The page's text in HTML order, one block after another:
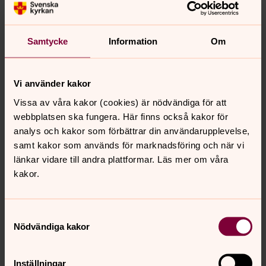
Samtycke Information Om
Vi använder kakor
Vissa av våra kakor (cookies) är nödvändiga för att
webbplatsen ska fungera. Här finns också kakor för
analys och kakor som förbättrar din användarupplevelse,
samt kakor som används för marknadsföring och när vi
länkar vidare till andra plattformar. Läs mer om våra
kakor.
Nödvändiga kakor
Inställningar
Lågå ienebuv gåk hávddádus doajmmá dánna.
Gåvvå: Aleksander Lejon/IKON
Gájkka gullu ietjas ájggáj, gávnnu
Sárnnediddje 3:1
Vuostasj viehkke surggobále
(Lulesamiska)
Oajvvadusá ma álkkebun dahki surgulattja guoran
gávnnut
Dáhpádusá ma ietjájduhtti mijá viessomav máhtti
stuorámus ávos jali tjiegŋalamos surgos bájnedum.